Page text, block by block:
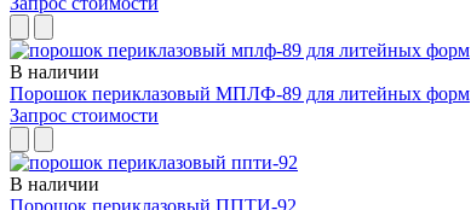
В наличии
Порошок периклазовый МПЛФ-89 для литейных форм
Запрос стоимости
В наличии
Порошок периклазовый ППТИ-92